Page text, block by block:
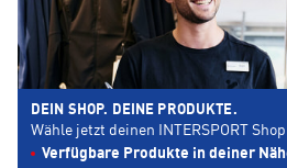
DEIN SHOP. DEINE PRODUKTE.
Wähle jetzt deinen INTERSPORT
Verfügbare Produkte in deiner